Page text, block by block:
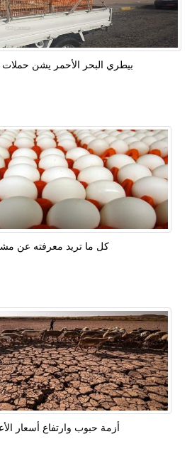
بيطري البحر الأحمر يشن حملات
كل ما تريد معرفته عن
أزمة حبوب وارتفاع أسعار